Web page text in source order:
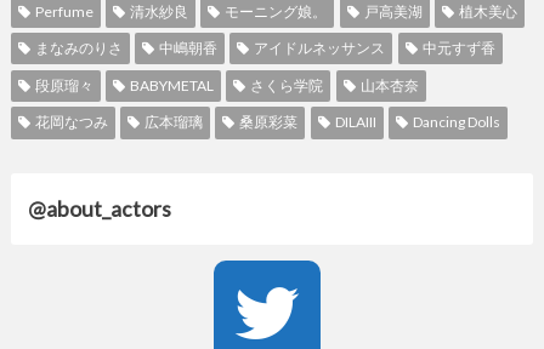
Perfume 清水紗良 モーニング娘。 戸高美湖 植木美心
まなみのりさ 中嶋朝香 アイドルネッサンス 中元すず香
段原瑠々 BABYMETAL さくら学院 山本杏奈
花岡なつみ 広本瑠璃 桑原彩菜 DILAIII Dancing Dolls
@about_actors